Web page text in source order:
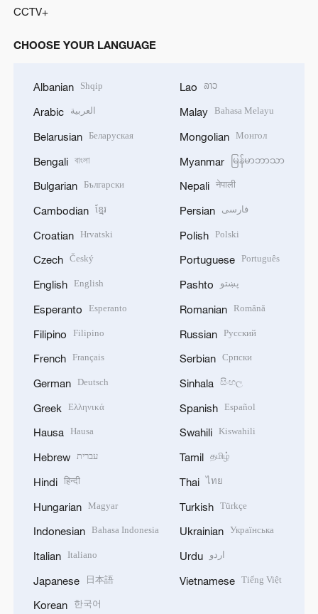
CCTV+
CHOOSE YOUR LANGUAGE
Albanian Shqip
Arabic العربية
Belarusian Беларуская
Bengali বাংলা
Bulgarian Български
Cambodian ខ្មែរ
Croatian Hrvatski
Czech Český
English English
Esperanto Esperanto
Filipino Filipino
French Français
German Deutsch
Greek Ελληνικά
Hausa Hausa
Hebrew עברית
Hindi हिन्दी
Hungarian Magyar
Indonesian Bahasa Indonesia
Italian Italiano
Japanese 日本語
Korean 한국어
Lao ລາວ
Malay Bahasa Melayu
Mongolian Монгол
Myanmar မြန်မာဘာသာ
Nepali नेपाली
Persian فارسی
Polish Polski
Portuguese Português
Pashto پښتو
Romanian Română
Russian Русский
Serbian Српски
Sinhala සිංහල
Spanish Español
Swahili Kiswahili
Tamil தமிழ்
Thai ไทย
Turkish Türkçe
Ukrainian Українська
Urdu اردو
Vietnamese Tiếng Việt